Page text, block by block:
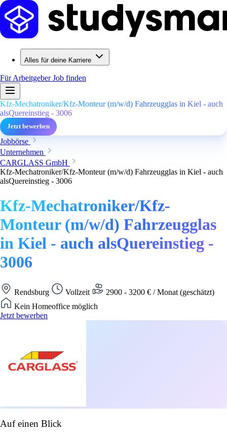
Alles für deine Karriere
Für ArbeitgeberJob finden
Kfz-Mechatroniker/Kfz-Monteur (m/w/d) Fahrzeugglas in Kiel - auch
alsQuereinstieg - 3006
Jetzt bewerben
Jobbörse
Unternehmen
CARGLASS GmbH
Kfz-Mechatroniker/Kfz-Monteur (m/w/d) Fahrzeugglas in Kiel - auch
alsQuereinstieg - 3006
Kfz-Mechatroniker/Kfz-
Monteur (m/w/d) Fahrzeugglas
in Kiel - auch alsQuereinstieg -
3006
Rendsburg Vollzeit
2900 - 3200 € / Monat (geschätzt)
Kein Homeoffice möglich
Jetzt bewerben
Auf einen Blick